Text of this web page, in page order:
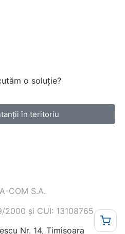
o soluție?
în teritoriu
COM S.A.
2000 și CUI: 13108765
Nr. 14, Timișoara